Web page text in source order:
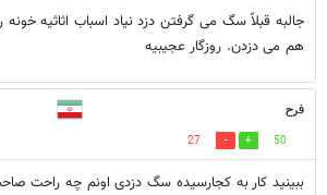
جالبه قبلاً سگ می گرفتن دزد نیاد اسباب اثاثیه
هم می دزدن. روزگار عجیبیه
فرح
50
27
ببینید کار به کجارسیده سگ دزدی اونم چه راحت